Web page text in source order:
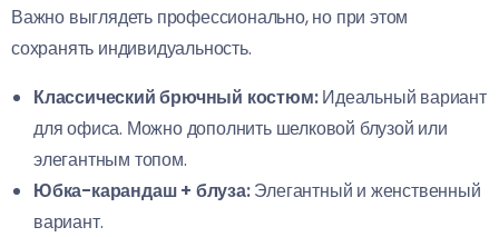
Важно выглядеть профессионально, но при этом
сохранять индивидуальность.
Классический брючный костюм:Идеальный вариант
для офиса. Можно дополнить шелковой блузой или
элегантным топом.
Юбка-карандаш + блуза:Элегантный и женственный
вариант.